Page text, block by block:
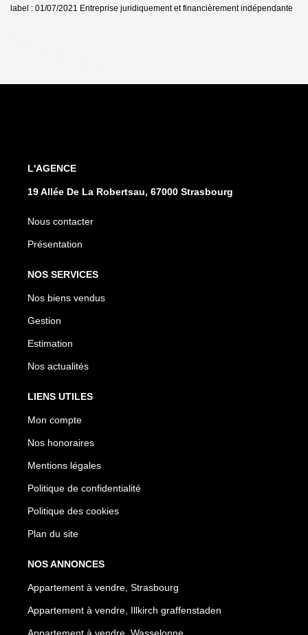
label : 01/07/2021 Entreprise juridiquement et financièrement indépendante
L'AGENCE
19 Allée De La Robertsau, 67000 Strasbourg
Nous contacter
Présentation
NOS SERVICES
Nos biens vendus
Gestion
Estimation
Nos actualités
LIENS UTILES
Mon compte
Nos honoraires
Mentions légales
Politique de confidentialité
Politique des cookies
Plan du site
NOS ANNONCES
Appartement à vendre, Strasbourg
Appartement à vendre, Illkirch graffenstaden